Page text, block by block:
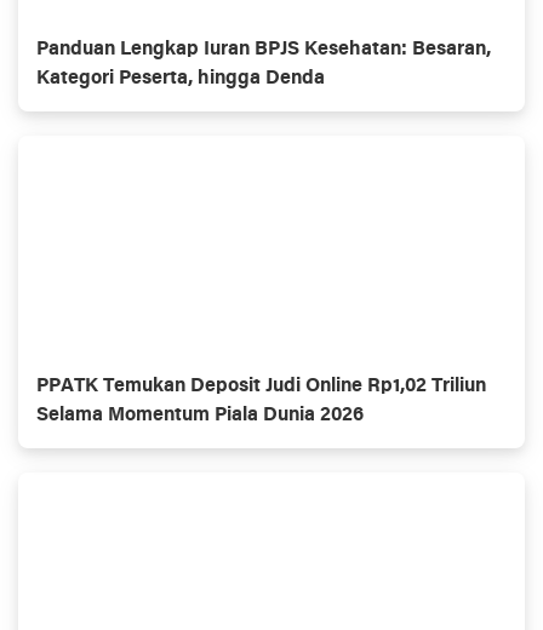
Panduan Lengkap Iuran BPJS Kesehatan: Besaran,
Kategori Peserta, hingga Denda
PPATK Temukan Deposit Judi Online Rp1,02 Triliun
Selama Momentum Piala Dunia 2026